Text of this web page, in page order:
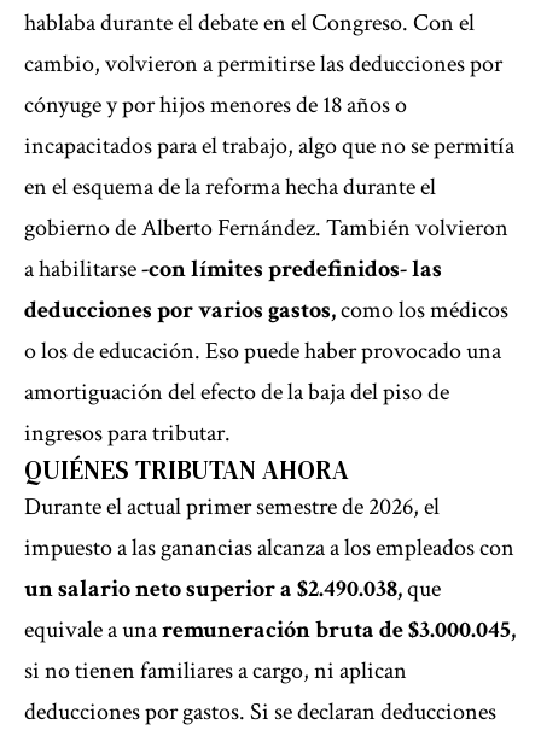
hablaba durante el debate en el Congreso. Con el
cambio, volvieron a permitirse las deducciones por
cónyuge y por hijos menores de 18 años o
incapacitados para el trabajo, algo que no se permitía
en el esquema de la reforma hecha durante el
gobierno de Alberto Fernández. También volvieron
a habilitarse-con límites predefinidos- las
deducciones porvarios gastos,como los médicos
o los de educación. Eso puede haber provocado una
amortiguación del efecto de la baja del piso de
ingresos para tributar.
QUIÉNES TRIBUTAN AHORA
Durante el actual primer semestre de 2026, el
impuesto a las ganancias alcanza a los empleados con
un salario neto superior a $2.490.038,que
equivale a unaremuneración bruta de $3.000.045,
si no tienen familiares a cargo, ni aplican
deducciones por gastos. Si se declaran deducciones